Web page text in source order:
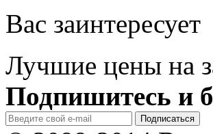
Вас заинтересует
Лучшие цены на
Подпишитесь и